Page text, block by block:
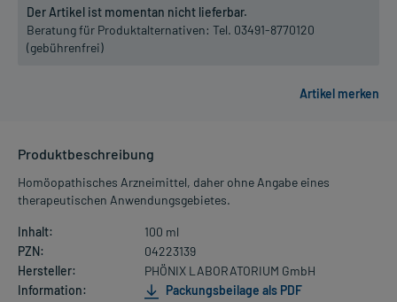
Der Artikel ist momentan nicht lieferbar.
Beratung für Produktalternativen: Tel. 03491-8770120
(gebührenfrei)
Produktbeschreibung
Homöopathisches Arzneimittel, daher ohne Angabe eines
therapeutischen Anwendungsgebietes.
Inhalt:
100 ml
PZN:
04223139
Hersteller:
PHÖNIX LABORATORIUM GmbH
Information:
Packungsbeilage als PDF